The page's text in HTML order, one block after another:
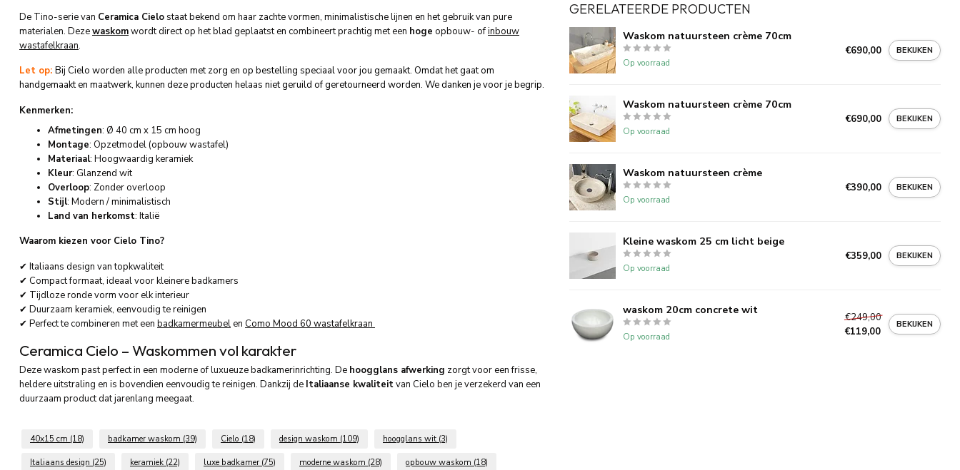
De Tino-serie van Ceramica Cielo staat bekend om haar zachte vormen, minimalistische lijnen en het gebruik van pure
materialen. Dezewaskomwordt direct op het blad geplaatst en combineert prachtig met een hoge opbouw- ofinbouw
wastafelkraan.
Let op: Bij Cielo worden alle producten met zorg en op bestelling speciaal voor jou gemaakt. Omdat het gaat om
handgemaakt en maatwerk, kunnen deze producten helaas niet geruild of geretourneerd worden. We danken je voor je begrip.
Kenmerken:
Afmetingen: Ø 40 cm x 15 cm hoog
Montage: Opzetmodel (opbouw wastafel)
Materiaal: Hoogwaardig keramiek
Kleur: Glanzend wit
Overloop: Zonder overloop
Stijl: Modern / minimalistisch
Land van herkomst: Italië
Waarom kiezen voor Cielo Tino?
✔ Italiaans design van topkwaliteit
✔ Compact formaat, ideaal voor kleinere badkamers
✔ Tijdloze ronde vorm voor elk interieur
✔ Duurzaam keramiek, eenvoudig te reinigen
✔ Perfect te combineren met een badkamermeubelen Como Mood 60 wastafelkraan
Ceramica Cielo – Waskommen vol karakter
Deze waskom past perfect in een moderne of luxueuze badkamerinrichting. De hoogglans afwerking zorgt voor een frisse,
heldere uitstraling en is bovendien eenvoudig te reinigen. Dankzij de Italiaanse kwaliteitvan Cielo ben je verzekerd van een
duurzaam product dat jarenlang meegaat.
40x15 cm (18) badkamer waskom (39) Cielo (18) design waskom (109) hoogglans wit (3)
Italiaans design (25) keramiek (22) luxe badkamer (75) moderne waskom (28) opbouw waskom (18)
GERELATEERDE PRODUCTEN
Waskom natuursteen crème 70cm
Op voorraad
€690,00 BEKIJKEN
Waskom natuursteen crème 70cm
Op voorraad
€690,00 BEKIJKEN
Waskom natuursteen crème
Op voorraad
€390,00 BEKIJKEN
Kleine waskom 25 cm licht beige
Op voorraad
€359,00 BEKIJKEN
waskom 20cm concrete wit
Op voorraad
€249,00
€119,00
BEKIJKEN